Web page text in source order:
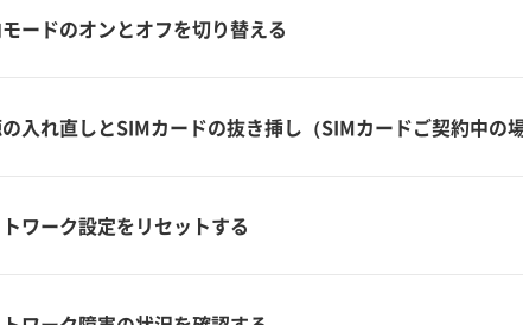
ードのオンとオフを切り替える
入れ直しとSIMカードの抜き挿し（SIMカードご契約中の
ワーク設定をリセットする